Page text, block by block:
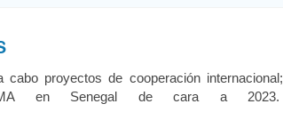
proyectos de cooperación internacional;
en Senegal de cara a 2023.